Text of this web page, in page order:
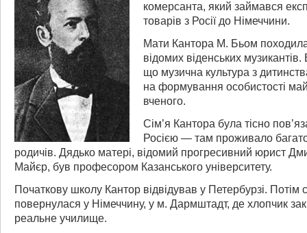
комерсанта, який займався
товарів з Росії до Німеччини.
Мати Кантора М. Бьом походила
відомих віденських
що музична культура з
на формування особистості
вченого.
Сім’я Кантора була тісно
Росією — там проживало
родичів. Дядько матері, відомий прогресивний юрист
Майєр, був професором Казанського університету.
Початкову школу Кантор відвідував у Петербурзі. Потім
повернулася у Німеччину, у м. Дармштадт, де хлопчик
реальне училище.